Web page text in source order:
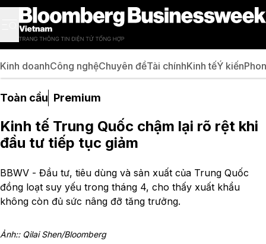
Kinh doanhCông nghệChuyên đềTài chínhKinh tếÝ kiến
Toàn cầu Premium
Kinh tế Trung Quốc chậm lại rõ rệt khi
đầu tư tiếp tục giảm
BBWV - Đầu tư, tiêu dùng và sản xuất của Trung Quốc
đồng loạt suy yếu trong tháng 4, cho thấy xuất khẩu
không còn đủ sức nâng đỡ tăng trưởng.
Ảnh:: Qilai Shen/Bloomberg